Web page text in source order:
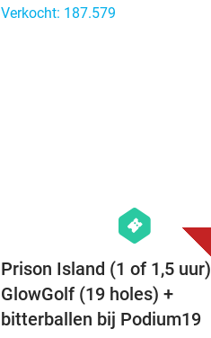
Verkocht: 187.579
hexagon
events
Prison Island (1 of 1,5
GlowGolf (19 holes) +
bitterballen bij Podium19